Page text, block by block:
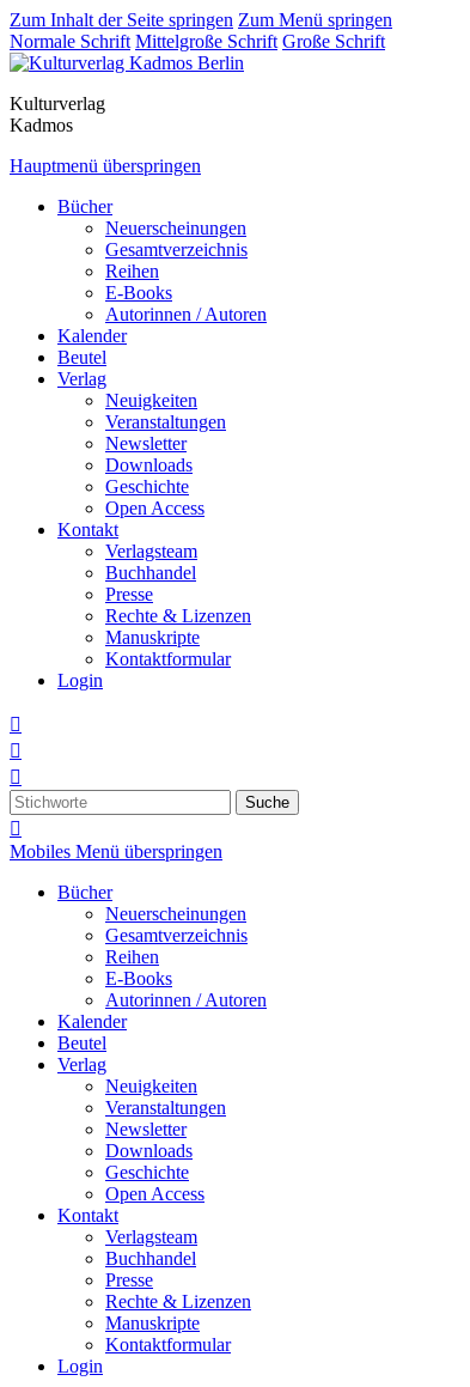
Zum Inhalt der Seite springen Zum Menü springen
Normale Schrift Mittelgroße Schrift Große Schrift
Kulturverlag
Kadmos
Hauptmenü überspringen
Bücher
Neuerscheinungen
Gesamtverzeichnis
Reihen
E-Books
Autorinnen / Autoren
Kalender
Beutel
Verlag
Neuigkeiten
Veranstaltungen
Newsletter
Downloads
Geschichte
Open Access
Kontakt
Verlagsteam
Buchhandel
Presse
Rechte & Lizenzen
Manuskripte
Kontaktformular
Login



Suche

Mobiles Menü überspringen
Bücher
Neuerscheinungen
Gesamtverzeichnis
Reihen
E-Books
Autorinnen / Autoren
Kalender
Beutel
Verlag
Neuigkeiten
Veranstaltungen
Newsletter
Downloads
Geschichte
Open Access
Kontakt
Verlagsteam
Buchhandel
Presse
Rechte & Lizenzen
Manuskripte
Kontaktformular
Login